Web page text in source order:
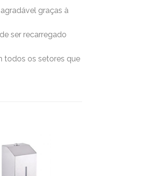
graças à
ser recarregado
todos os setores que